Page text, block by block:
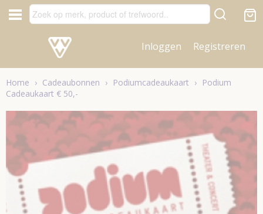
Inloggen Registreren
Home › Cadeaubonnen › Podiumcadeaukaart › Podium
Cadeaukaart € 50,-